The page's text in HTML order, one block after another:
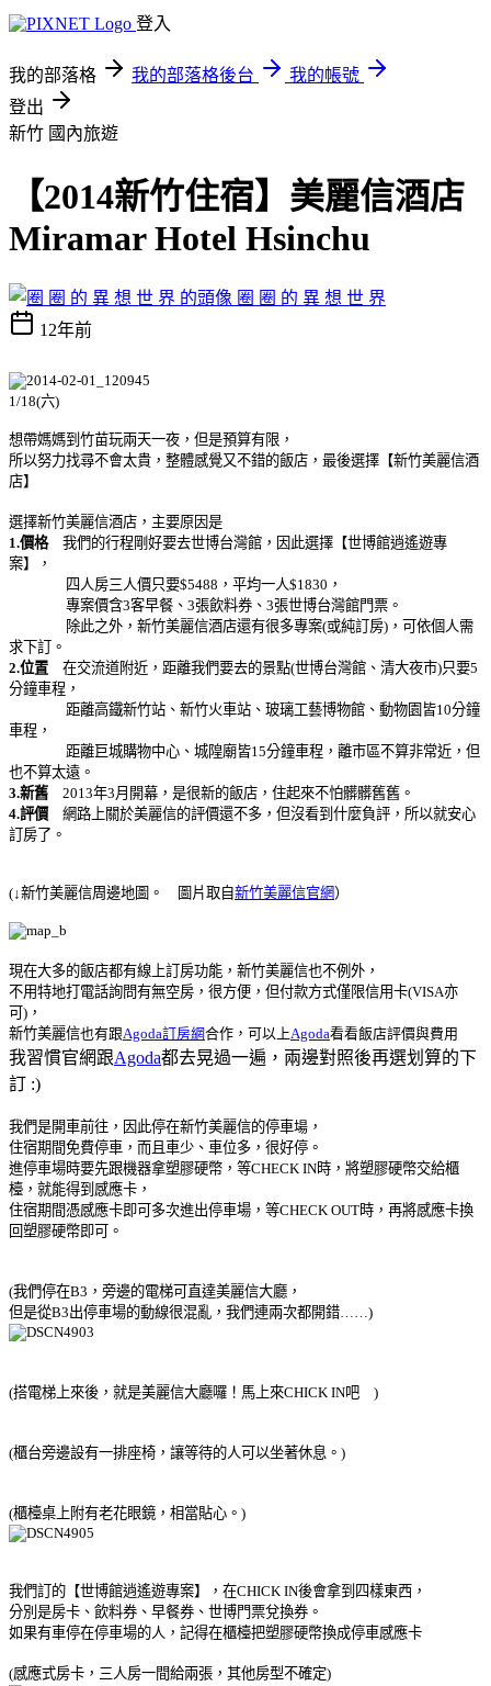
登入
我的部落格 我的部落格後台
我的帳號
登出
新竹 國內旅遊
【2014新竹住宿】美麗信酒店
Miramar Hotel Hsinchu
圈 圈 的 異 想 世 界
12年前
1/18(六)
想帶媽媽到竹苗玩兩天一夜，但是預算有限，
所以努力找尋不會太貴，整體感覺又不錯的飯店，最後選擇【新竹美麗信酒
店】
選擇新竹美麗信酒店，主要原因是
1.價格我們的行程剛好要去世博台灣館，因此選擇【世博館逍遙遊專
案】，
四人房三人價只要$5488，平均一人$1830，
專案價含3客早餐、3張飲料券、3張世博台灣館門票。
除此之外，新竹美麗信酒店還有很多專案(或純訂房)，可依個人需
求下訂。
2.位置 在交流道附近，距離我們要去的景點(世博台灣館、清大夜市)只要5
分鐘車程，
距離高鐵新竹站、新竹火車站、玻璃工藝博物館、動物園皆10分鐘
車程，
距離巨城購物中心、城隍廟皆15分鐘車程，離市區不算非常近，但
也不算太遠。
3.新舊 2013年3月開幕，是很新的飯店，住起來不怕髒髒舊舊。
4.評價 網路上關於美麗信的評價還不多，但沒看到什麼負評，所以就安心
訂房了。
(↓新竹美麗信周邊地圖。 圖片取自新竹美麗信官網）
現在大多的飯店都有線上訂房功能，新竹美麗信也不例外，
不用特地打電話詢問有無空房，很方便，但付款方式僅限信用卡(VISA亦
可)，
新竹美麗信也有跟Agoda訂房網合作，可以上Agoda看看飯店評價與費用
我習慣官網跟Agoda都去晃過一遍，兩邊對照後再選划算的下
訂 :)
我們是開車前往，因此停在新竹美麗信的停車場 ，
住宿期間免費停車，而且車少、車位多，很好停。
進停車場時要先跟機器拿塑膠硬幣，等CHECK IN時，將塑膠硬幣交給櫃
檯，就能得到感應卡，
住宿期間憑感應卡即可多次進出停車場，等CHECK OUT時，再將感應卡換
回塑膠硬幣即可。
(我們停在B3，旁邊的電梯可直達美麗信大廳，
但是從B3出停車場的動線很混亂，我們連兩次都開錯…… )
(搭電梯上來後，就是美麗信大廳囉！馬上來CHICK IN吧 )
(櫃台旁邊設有一排座椅，讓等待的人可以坐著休息。)
(櫃檯桌上附有老花眼鏡，相當貼心。)
我們訂的【世博館逍遙遊專案】，在CHICK IN後會拿到四樣東西，
分別是房卡、飲料券、早餐券、世博門票兌換券。
如果有車停在停車場的人，記得在櫃檯把塑膠硬幣換成停車感應卡
(感應式房卡，三人房一間給兩張，其他房型不確定)